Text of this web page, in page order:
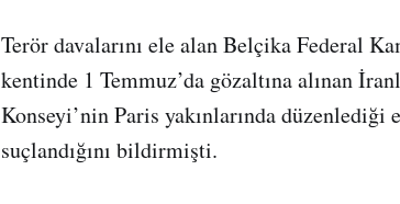
Terör davalarını ele alan Belçika Federal
kentinde 1 Temmuz’da gözaltına alınan
Konseyi’nin Paris yakınlarında düzenlediği
suçlandığını bildirmişti.